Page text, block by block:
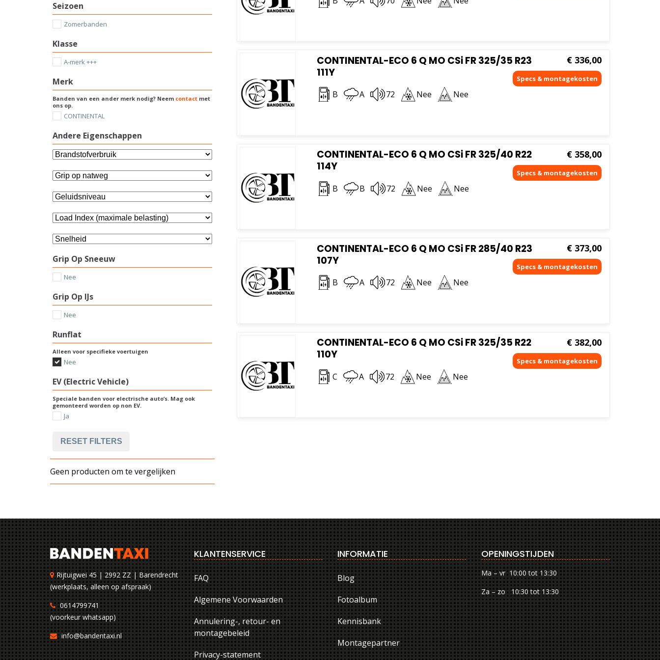
CONTINENTAL-ECO 6 Q MO CSi FR 325/35 R23
111Y
B A 72 Nee Nee
€ 336,00
CONTINENTAL-ECO 6 Q MO CSi FR 325/40 R22
114Y
B B 72 Nee Nee
€ 358,00
CONTINENTAL-ECO 6 Q MO CSi FR 285/40 R23
107Y
B A 72 Nee Nee
€ 373,00
CONTINENTAL-ECO 6 Q MO CSi FR 325/35 R22
110Y
C A 72 Nee Nee
€ 382,00
Seizoen
Zomerbanden
Klasse
A-merk +++
Merk
Banden van een ander merk nodig? Neem contact met
ons op.
CONTINENTAL
Andere Eigenschappen
Grip Op Sneeuw
Nee
Grip Op IJs
Nee
Runflat
Alleen voor specifieke voertuigen
Nee
EV (Electric Vehicle)
Speciale banden voor electrische auto’s. Mag ook
gemonteerd worden op non EV.
Ja
RESET FILTERS
Geen producten om te vergelijken
Rijtuigwei 45 | 2992 ZZ | Barendrecht
(werkplaats, alleen op afspraak)
0614799741
(voorkeur whatsapp)
info@bandentaxi.nl
KLANTENSERVICE
FAQ
Algemene Voorwaarden
Annulering-, retour- en
montagebeleid
Privacy-statement
INFORMATIE
Blog
Fotoalbum
Kennisbank
Montagepartner
OPENINGSTIJDEN
Ma – vr 10:00 tot 13:30
Za – zo 10:30 tot 13:30